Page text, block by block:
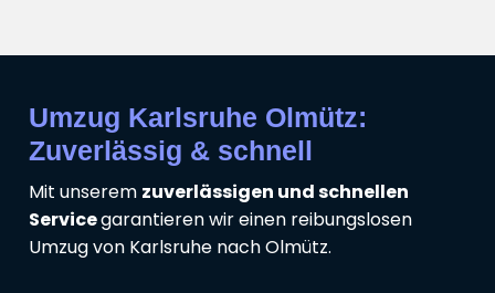
Umzug Karlsruhe Olmütz:
Zuverlässig & schnell
Mit unserem zuverlässigen und schnellen
Servicegarantieren wir einen reibungslosen
Umzug von Karlsruhe nach Olmütz.